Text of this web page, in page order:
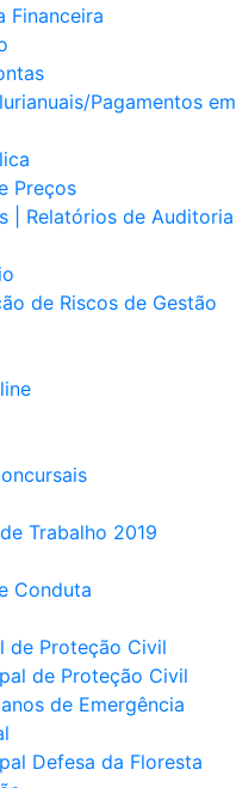
Financeira
Pagamentos em
Preços
| Relatórios de Auditoria
de Riscos de Gestão
Trabalho 2019
Conduta
de Proteção Civil
de Proteção Civil
de Emergência
Defesa da Floresta